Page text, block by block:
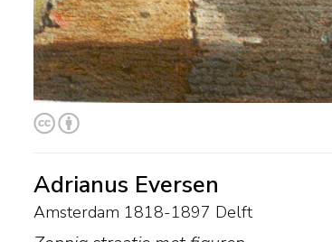
Adrianus Eversen
Amsterdam 1818-1897 Delft